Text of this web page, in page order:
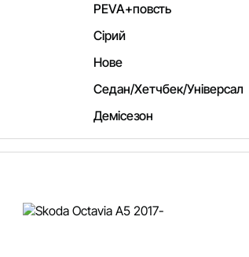
PEVA+повсть
Сірий
Нове
Седан/Хетчбек/Універсал
Демісезон